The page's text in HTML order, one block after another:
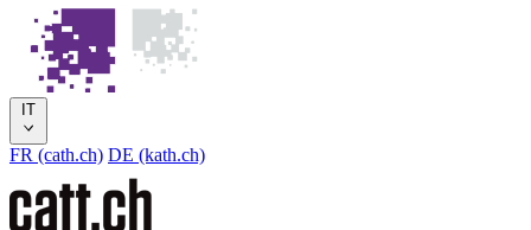
IT
FR (cath.ch) DE (kath.ch)